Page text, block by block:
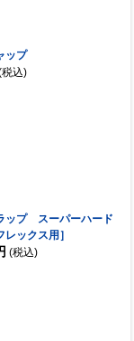
ップ
税込)
ップ スーパーハード
ックス用］
(税込)